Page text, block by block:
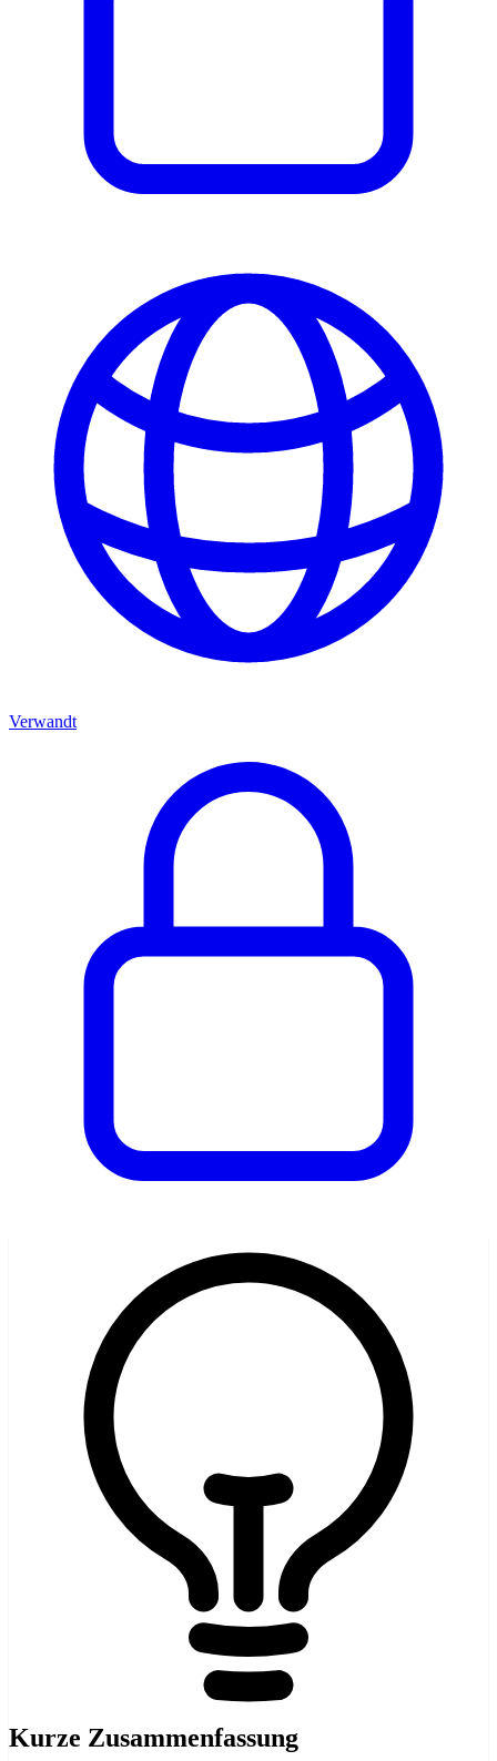
Verwandt
Kurze Zusammenfassung